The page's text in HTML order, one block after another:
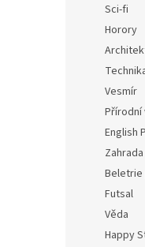
Sci-fi
Horory
Vesmír
English
Zahrada
Futsal
Věda
Happy